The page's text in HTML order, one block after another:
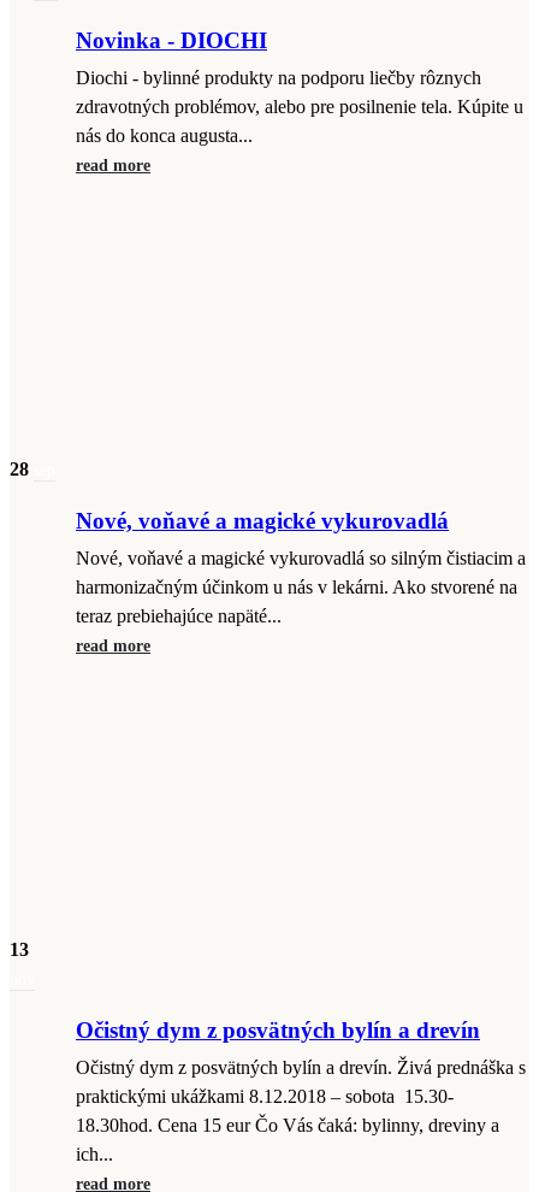
Novinka - DIOCHI
Diochi - bylinné produkty na podporu liečby rôznych
zdravotných problémov, alebo pre posilnenie tela. Kúpite u
nás do konca augusta...
read more
28
Nové, voňavé a magické vykurovadlá
Nové, voňavé a magické vykurovadlá so silným čistiacim a
harmonizačným účinkom u nás v lekárni. Ako stvorené na
teraz prebiehajúce napäté...
read more
13
Očistný dym z posvätných bylín a drevín
Očistný dym z posvätných bylín a drevín. Živá prednáška s
praktickými ukážkami 8.12.2018 – sobota 15.30-
18.30hod. Cena 15 eur Čo Vás čaká: bylinny, dreviny a
ich...
read more